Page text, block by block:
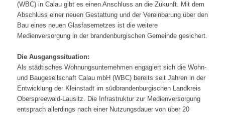
(WBC) in Calau gibt es einen Anschluss an die Zukunft. Mit dem
Abschluss einer neuen Gestattung und der Vereinbarung über den
Bau eines neuen Glasfasernetzes ist die weitere
Medienversorgung in der brandenburgischen Gemeinde gesichert.
Die Ausgangssituation:
Als städtisches Wohnungsunternehmen engagiert sich die Wohn-
und Baugesellschaft Calau mbH (WBC) bereits seit Jahren in der
Entwicklung der Kleinstadt im südbrandenburgischen Landkreis
Oberspreewald-Lausitz. Die Infrastruktur zur Medienversorgung
entsprach allerdings nach einer Nutzungsdauer von über 20